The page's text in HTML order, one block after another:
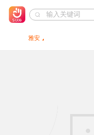
雅安